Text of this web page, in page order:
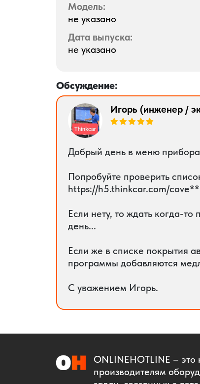
Модель:
не указано
Дата выпуска:
не указано
Обсуждение:
Игорь (инженер /
Добрый день в меню
Попробуйте проверить
https://h5.thinkcar.com/
Если нету, то ждать когда-
день...
Если же в списке покрытия
программы добавляются
С уважением Игорь.
ONLINEHOTLINE – это
производителям